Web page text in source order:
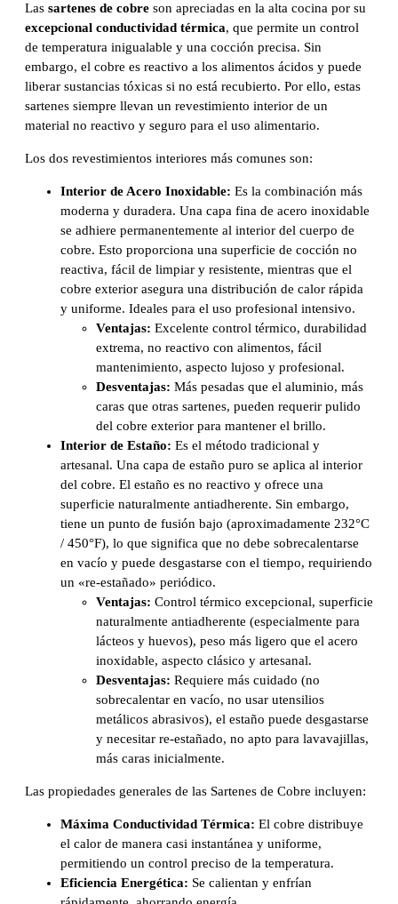
Las sartenes de cobre son apreciadas en la alta cocina por su
excepcional conductividad térmica, que permite un control
de temperatura inigualable y una cocción precisa. Sin
embargo, el cobre es reactivo a los alimentos ácidos y puede
liberar sustancias tóxicas si no está recubierto. Por ello, estas
sartenes siempre llevan un revestimiento interior de un
material no reactivo y seguro para el uso alimentario.
Los dos revestimientos interiores más comunes son:
Interior de Acero Inoxidable: Es la combinación más
moderna y duradera. Una capa fina de acero inoxidable
se adhiere permanentemente al interior del cuerpo de
cobre. Esto proporciona una superficie de cocción no
reactiva, fácil de limpiar y resistente, mientras que el
cobre exterior asegura una distribución de calor rápida
y uniforme. Ideales para el uso profesional intensivo.
Ventajas: Excelente control térmico, durabilidad
extrema, no reactivo con alimentos, fácil
mantenimiento, aspecto lujoso y profesional.
Desventajas: Más pesadas que el aluminio, más
caras que otras sartenes, pueden requerir pulido
del cobre exterior para mantener el brillo.
Interior de Estaño: Es el método tradicional y
artesanal. Una capa de estaño puro se aplica al interior
del cobre. El estaño es no reactivo y ofrece una
superficie naturalmente antiadherente. Sin embargo,
tiene un punto de fusión bajo (aproximadamente 232°C
/ 450°F), lo que significa que no debe sobrecalentarse
en vacío y puede desgastarse con el tiempo, requiriendo
un «re-estañado» periódico.
Ventajas: Control térmico excepcional, superficie
naturalmente antiadherente (especialmente para
lácteos y huevos), peso más ligero que el acero
inoxidable, aspecto clásico y artesanal.
Desventajas: Requiere más cuidado (no
sobrecalentar en vacío, no usar utensilios
metálicos abrasivos), el estaño puede desgastarse
y necesitar re-estañado, no apto para lavavajillas,
más caras inicialmente.
Las propiedades generales de las Sartenes de Cobre incluyen:
Máxima Conductividad Térmica: El cobre distribuye
el calor de manera casi instantánea y uniforme,
permitiendo un control preciso de la temperatura.
Eficiencia Energética: Se calientan y enfrían